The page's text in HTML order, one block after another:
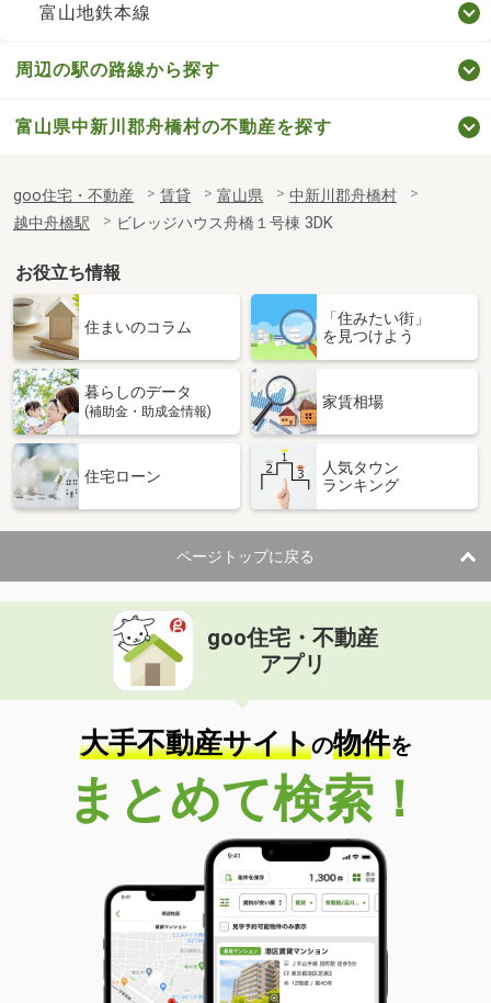
富山地鉄本線
周辺の駅の路線から探す
富山県中新川郡舟橋村の不動産を探す
goo住宅・不動産 賃貸 富山県
中新川郡舟橋村
越中舟橋駅
ビレッジハウス舟橋１号棟 3DK
お役立ち情報
住まいのコラム
「住みたい街」
を見つけよう
暮らしのデータ
(補助金・助成金情報)
家賃相場
住宅ローン
人気タウン
ランキング
ページトップに戻る
goo住宅・不動産
アプリ
大手不動産サイトの物件を
まとめて検索！